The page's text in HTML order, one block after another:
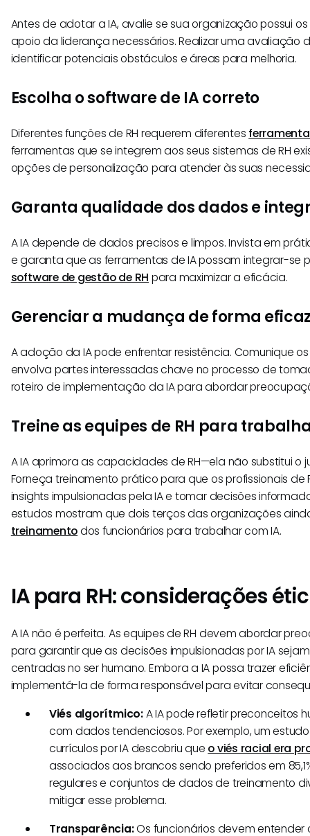
Antes de adotar a IA, avalie se sua organização possui
apoio da liderança necessários. Realizar uma avaliação
identificar potenciais obstáculos e áreas para melhoria.
Escolha o software de IA correto
Diferentes funções de RH requerem diferentes
ferramentas que se integrem aos seus sistemas de RH
opções de personalização para atender às suas
Garanta qualidade dos dados e
A IA depende de dados precisos e limpos. Invista em
e garanta que as ferramentas de IA possam integrar-se
software de gestão de RH para maximizar a eficácia.
Gerenciar a mudança de forma
A adoção da IA pode enfrentar resistência. Comunique
envolva partes interessadas chave no processo de
roteiro de implementação da IA para abordar
Treine as equipes de RH para
A IA aprimora as capacidades de RH—ela não substitui o
Forneça treinamento prático para que os profissionais de
insights impulsionadas pela IA e tomar decisões
estudos mostram que dois terços das organizações
treinamentodos funcionários para trabalhar com IA.
IA para RH: considerações
A IA não é perfeita. As equipes de RH devem abordar
para garantir que as decisões impulsionadas por IA
centradas no ser humano. Embora a IA possa trazer
implementá-la de forma responsável para evitar
Viés algorítmico:A IA pode refletir preconceitos
com dados tendenciosos. Por exemplo, um
currículos por IA descobriu que o viés racial era
associados aos brancos sendo preferidos em
regulares e conjuntos de dados de treinamento
mitigar esse problema.
Transparência:Os funcionários devem